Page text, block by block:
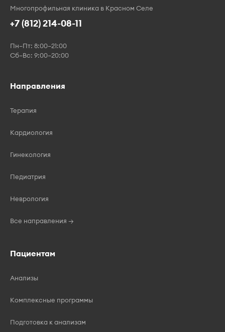
Многопрофильная клиника в Красном Селе
+7 (812) 214-08-11
Пн–Пт: 8:00–21:00
Сб–Вс: 9:00–20:00
Направления
Терапия
Кардиология
Гинекология
Педиатрия
Неврология
Все направления →
Пациентам
Анализы
Комплексные программы
Подготовка к анализам